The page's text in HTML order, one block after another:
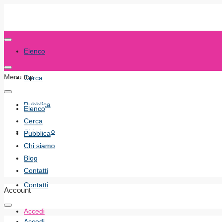
Elenco
Cerca
Pubblica
Chi siamo
Blog
Contatti
Accedi
Menu top
Elenco
Cerca
Pubblica
Chi siamo
Blog
Contatti
Account